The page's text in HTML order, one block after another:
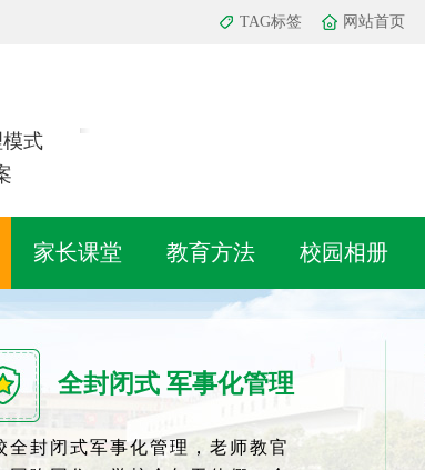
TAG标签 网站首页
式
家长课堂 教育方法 校园相册
全封闭式 军事化管理
全封闭式军事化管理，老师教官